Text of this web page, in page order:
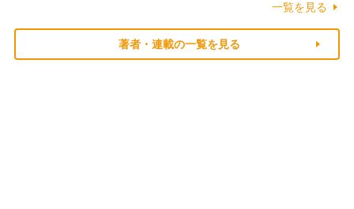
一覧を見る
著者・連載の一覧を見る